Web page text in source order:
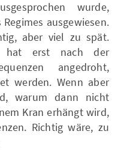
wurde,
ausgewiesen.
aber viel zu spät.
hat erst nach der
angedroht,
werden. Wenn aber
warum dann nicht
Kran erhängt wird,
Richtig wäre, zu